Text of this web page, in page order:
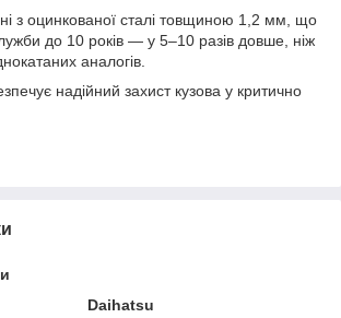
з оцинкованої сталі товщиною 1,2 мм, що
до 10 років — у 5–10 разів довше, ніж
аналогів.
надійний захист кузова у критично
Daihatsu